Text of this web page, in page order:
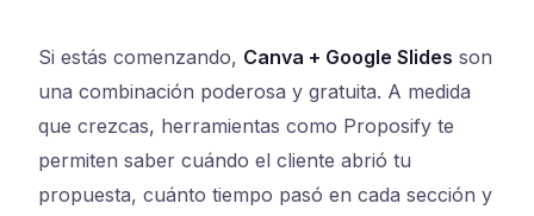
Si estás comenzando, Canva + Google Slides son
una combinación poderosa y gratuita. A medida
que crezcas, herramientas como Proposify te
permiten saber cuándo el cliente abrió tu
propuesta, cuánto tiempo pasó en cada sección y